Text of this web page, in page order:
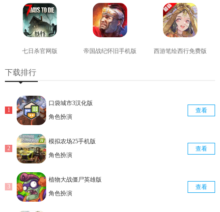
七日杀官网版 帝国战纪怀旧手机版 西游笔绘西行免费版
下载排行
口袋城市3汉化版
角色扮演
查看
模拟农场25手机版
角色扮演
查看
植物大战僵尸英雄版
角色扮演
查看